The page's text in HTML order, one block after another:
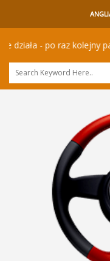
- po raz kolejny padly